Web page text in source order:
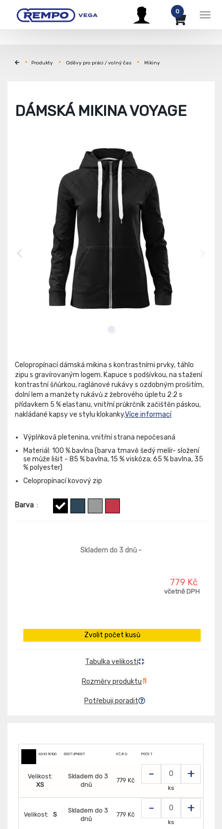
0
Produkty Oděvy pro práci / volný čas Mikiny
DÁMSKÁ MIKINA VOYAGE
Celopropínací dámská mikina s kontrastními prvky, táhlo
zipu s gravírovaným logem. Kapuce s podšívkou, na stažení
kontrastní šňůrkou, raglánové rukávy s ozdobným prošitím,
dolní lem a manžety rukávů z žebrového úpletu 2:2 s
přídavkem 5 % elastanu, vnitřní průkrčník začištěn páskou,
nakládané kapsy ve stylu klokanky.Více informací
Výplňková pletenina, vnitřní strana nepočesaná
Materiál: 100 % bavlna (barva tmavě šedý melír- složení
se může lišit - 85 % bavlna, 15 % viskóza; 65 % bavlna, 35
% polyester)
Celopropínací kovový zip
Barva :
Skladem do 3 dnů -
779 Kč
včetně DPH
Zvolit počet kusů
Tabulka velikosti
Rozměry produktu
Potřebuji poradit
AD4510100 DOSTUPNOST KČ/KS: POČET
Velikost:
XS
Skladem do 3
dnů
779 Kč - +
ks
Velikost: S
Skladem do 3
dnů
779 Kč - +
ks